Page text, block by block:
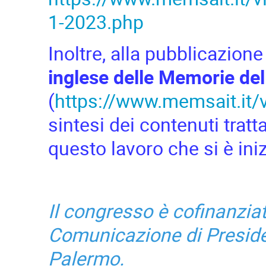
1-2023.php
Inoltre, alla
inglese delle Memorie
(https://www.memsait.it/
sintesi dei contenuti
questo lavoro che si è
Il congresso è
Comunicazione di
Palermo.